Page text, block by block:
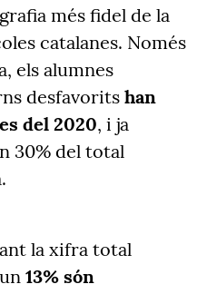
més fidel de la
catalanes. Només
els alumnes
desfavorits han
del 2020, i ja
30% del total
la xifra total
13% són